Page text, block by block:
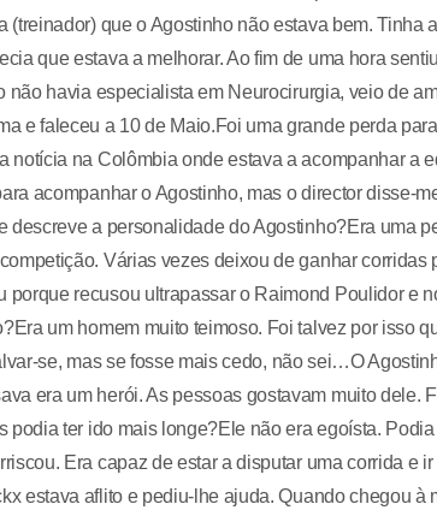
(treinador) que o Agostinho não estava bem. Tinha
que estava a melhorar. Ao fim de uma hora
não havia especialista em Neurocirurgia, veio de
e faleceu a 10 de Maio.Foi uma grande perda
notícia na Colômbia onde estava a acompanhar a
acompanhar o Agostinho, mas o director disse-
descreve a personalidade do Agostinho?Era uma
Várias vezes deixou de ganhar
porque recusou ultrapassar o Raimond Poulidor e
um homem muito teimoso. Foi talvez por isso
se, mas se fosse mais cedo, não sei…O
era um herói. As pessoas gostavam muito dele.
podia ter ido mais longe?Ele não era egoísta.
Era capaz de estar a disputar uma corrida e
estava aflito e pediu-lhe ajuda. Quando chegou